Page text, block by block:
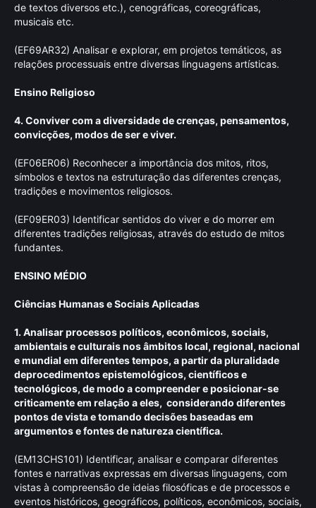
de textos diversos etc.), cenográficas, coreográficas,
musicais etc.
(EF69AR32) Analisar e explorar, em projetos temáticos, as
relações processuais entre diversas linguagens artísticas.
Ensino Religioso
4. Conviver com a diversidade de crenças, pensamentos,
convicções, modos de ser e viver.
(EF06ER06) Reconhecer a importância dos mitos, ritos,
símbolos e textos na estruturação das diferentes crenças,
tradições e movimentos religiosos.
(EF09ER03) Identificar sentidos do viver e do morrer em
diferentes tradições religiosas, através do estudo de mitos
fundantes.
ENSINO MÉDIO
Ciências Humanas e Sociais Aplicadas
1. Analisar processos políticos, econômicos, sociais,
ambientais e culturais nos âmbitos local, regional, nacional
e mundial em diferentes tempos, a partir da pluralidade
deprocedimentos epistemológicos, científicos e
tecnológicos, de modo a compreender e posicionar-se
criticamente em relação a eles, considerando diferentes
pontos de vista e tomando decisões baseadas em
argumentos e fontes de natureza científica.
(EM13CHS101) Identificar, analisar e comparar diferentes
fontes e narrativas expressas em diversas linguagens, com
vistas à compreensão de ideias filosóficas e de processos e
eventos históricos, geográficos, políticos, econômicos, sociais,